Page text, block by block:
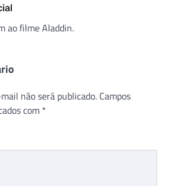
ao filme Aladdin.
não será publicado. Campos
com *